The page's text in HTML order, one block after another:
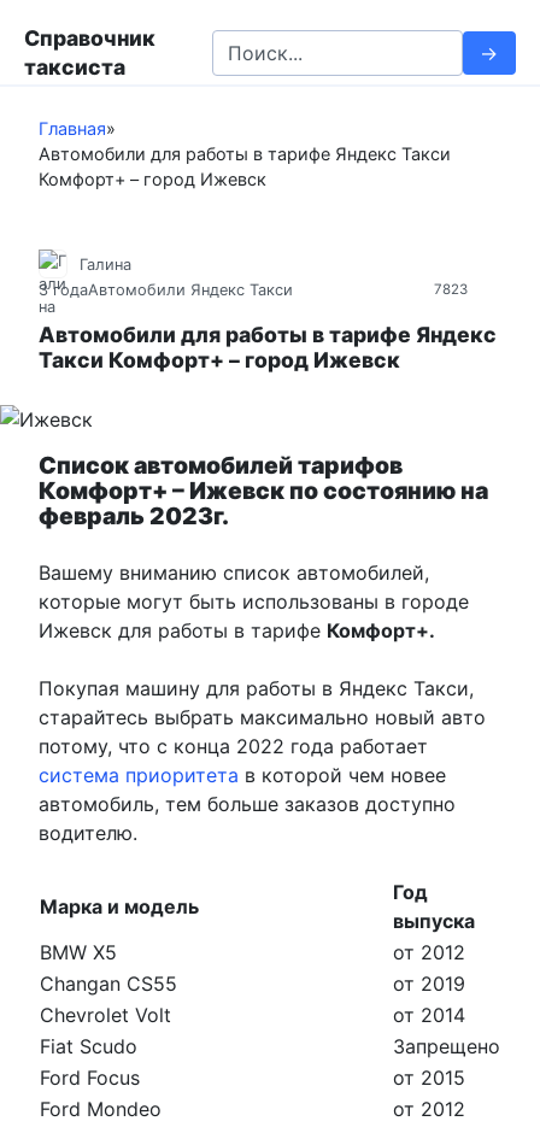
т
Справочник
таксиста
e
c
h
:
Главная»
Автомобили для работы в тарифе Яндекс Такси
Комфорт+ – город Ижевск
7823
Галина
3 годаАвтомобили Яндекс Такси
Автомобили для работы в тарифе Яндекс
Такси Комфорт+ – город Ижевск
Список автомобилей тарифов
Комфорт+ – Ижевск по состоянию на
февраль 2023г.
Вашему вниманию список автомобилей,
которые могут быть использованы в городе
Ижевск для работы в тарифе Комфорт+.
Покупая машину для работы в Яндекс Такси,
старайтесь выбрать максимально новый авто
потому, что с конца 2022 года работает
система приоритета в которой чем новее
автомобиль, тем больше заказов доступно
водителю.
Марка и модель
Год
выпуска
BMW X5
от 2012
Changan CS55
от 2019
Chevrolet Volt
от 2014
Fiat Scudo
Запрещено
Ford Focus
от 2015
Ford Mondeo
от 2012